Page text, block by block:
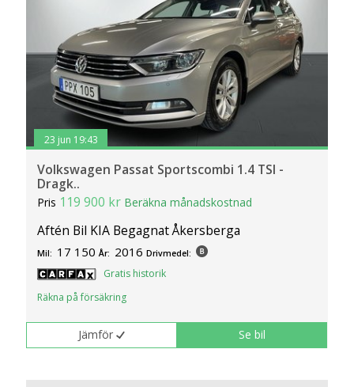
23 jun 19:43
Volkswagen Passat Sportscombi 1.4 TSI -
Dragk..
Pris 119 900 kr Beräkna månadskostnad
Aftén Bil KIA Begagnat Åkersberga
Mil: 17 150 År: 2016 Drivmedel:
Gratis historik
Räkna på försäkring
Jämför Se bil